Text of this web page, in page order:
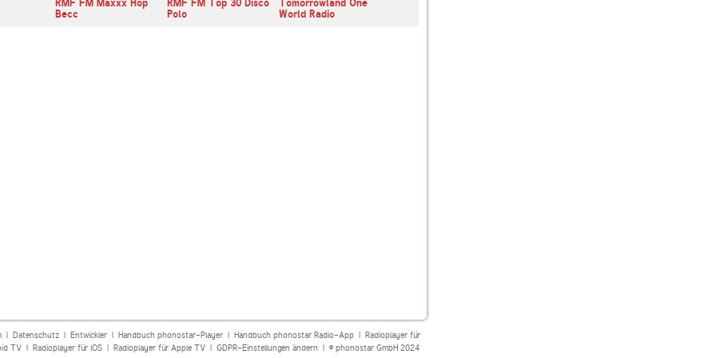
RMF FM Maxxx Hop
Becc
RMF FM Top 30 Disco
Polo
Tomorrowland One
World Radio
| Datenschutz| Entwickler| Handbuch phonostar-Player| Handbuch phonostar Radio-App| Radioplayer für
TV| Radioplayer für iOS| Radioplayer für Apple TV| GDPR-Einstellungen ändern | © phonostar GmbH 2024